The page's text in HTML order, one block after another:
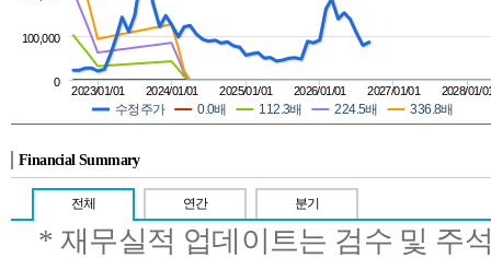
수정주가 0.0배 112.3배 224.5배 336.8배
2023/01/01 2024/01/01 2025/01/01 2026/01/01 2027/01/01 2028/01/
0
100,000
Financial Summary
전체 연간 분기
* 재무실적 업데이트는 검수 및 주